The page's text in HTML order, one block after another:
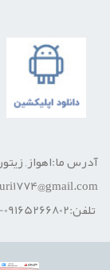
آدرس ما:اهواز,
تلفن:09165266802-09169319562